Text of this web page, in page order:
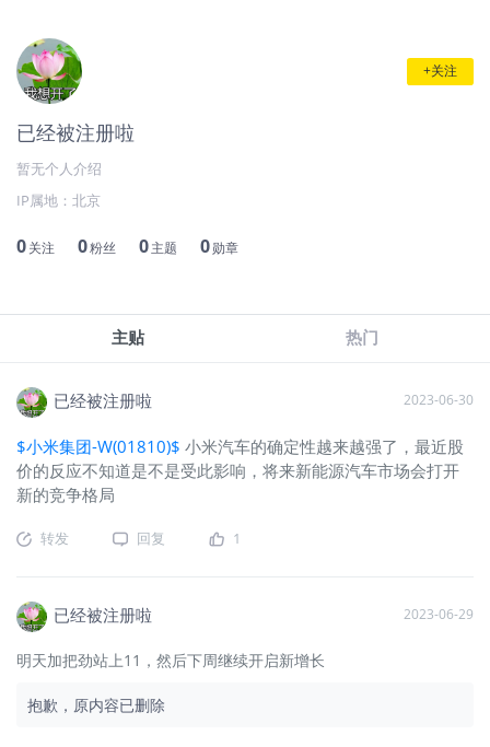
+关注
已经被注册啦
暂无个人介绍
IP属地： 北京
0关注 0粉丝 0主题 0勋章
主贴 热门
已经被注册啦 2023-06-30
$小米集团-W(01810)$ 小米汽车的确定性越来越强了，最近股
价的反应不知道是不是受此影响，将来新能源汽车市场会打开
新的竞争格局
转发 回复 1
已经被注册啦 2023-06-29
明天加把劲站上11，然后下周继续开启新增长
抱歉，原内容已删除